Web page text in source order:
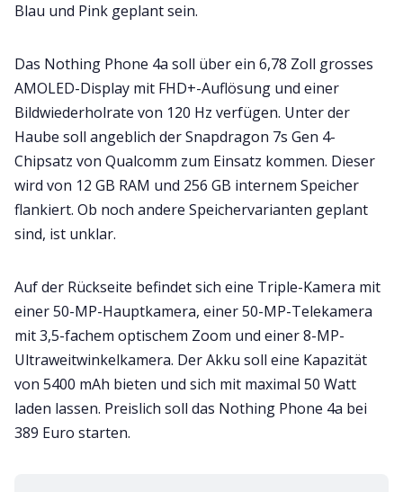
Blau und Pink geplant sein.
Das Nothing Phone 4a soll über ein 6,78 Zoll grosses
AMOLED-Display mit FHD+-Auflösung und einer
Bildwiederholrate von 120 Hz verfügen. Unter der
Haube soll angeblich der Snapdragon 7s Gen 4-
Chipsatz von Qualcomm zum Einsatz kommen. Dieser
wird von 12 GB RAM und 256 GB internem Speicher
flankiert. Ob noch andere Speichervarianten geplant
sind, ist unklar.
Auf der Rückseite befindet sich eine Triple-Kamera mit
einer 50-MP-Hauptkamera, einer 50-MP-Telekamera
mit 3,5-fachem optischem Zoom und einer 8-MP-
Ultraweitwinkelkamera. Der Akku soll eine Kapazität
von 5400 mAh bieten und sich mit maximal 50 Watt
laden lassen. Preislich soll das Nothing Phone 4a bei
389 Euro starten.